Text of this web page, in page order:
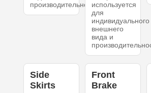
производительности.используется
для
индивидуального
внешнего
вида и
Side
Skirts
Front
Brake